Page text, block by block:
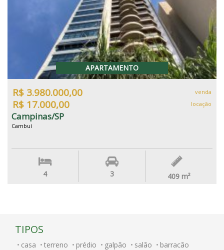
APARTAMENTO
R$ 3.980.000,00 venda
R$ 17.000,00 locação
Campinas/SP
Cambuí
4 3 409 m²
TIPOS
casa terreno prédio galpão salão
barracão